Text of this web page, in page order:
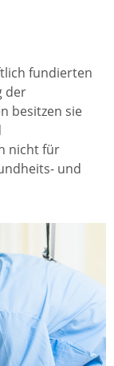
fundierten
der
besitzen sie
nicht für
und